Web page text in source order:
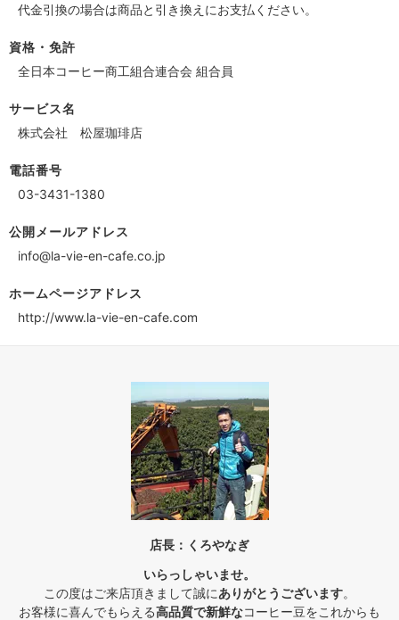
代金引換の場合は商品と引き換えにお支払ください。
資格・免許
全日本コーヒー商工組合連合会 組合員
サービス名
株式会社 松屋珈琲店
電話番号
03-3431-1380
公開メールアドレス
info@la-vie-en-cafe.co.jp
ホームページアドレス
http://www.la-vie-en-cafe.com
店長：くろやなぎ
いらっしゃいませ。
この度はご来店頂きまして誠にありがとうございます。
お客様に喜んでもらえる高品質で新鮮なコーヒー豆をこれからも